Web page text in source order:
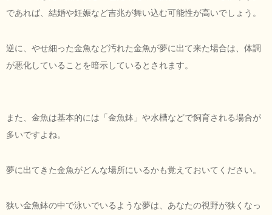
であれば、結婚や妊娠など吉兆が舞い込む可能性が高いでしょう。
逆に、やせ細った金魚など汚れた金魚が夢に出て来た場合は、体調
が悪化していることを暗示しているとされます。
また、金魚は基本的には「金魚鉢」や水槽などで飼育される場合が
多いですよね。
夢に出てきた金魚がどんな場所にいるかも覚えておいてください。
狭い金魚鉢の中で泳いでいるような夢は、あなたの視野が狭くなっ